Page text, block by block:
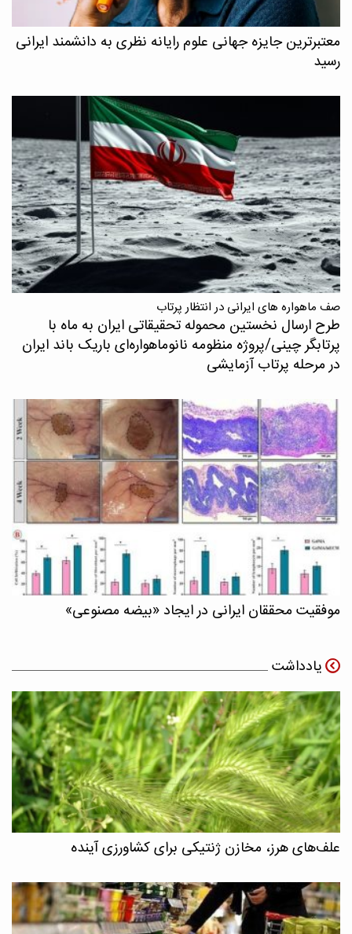
معتبرترین جایزه جهانی علوم رایانه نظری به دانشمند ایرانی
رسید
صف ماهواره های ایرانی در انتظار پرتاب
طرح ارسال نخستین محموله تحقیقاتی ایران به ماه با
پرتابگر چینی/پروژه منظومه نانوماهواره‌ای باریک باند ایران
در مرحله پرتاب آزمایشی
موفقیت محققان ایرانی در ایجاد «بیضه مصنوعی»
یادداشت
علف‌های هرز، مخازن ژنتیکی برای کشاورزی آینده